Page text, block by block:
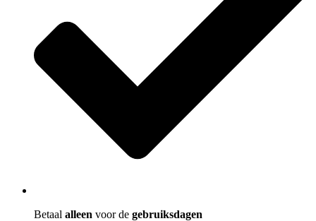
Betaal alleen voor de gebruiksdagen